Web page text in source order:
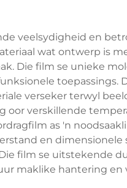
veelsydigheid en
wat ontwerp is
Die film se unieke
toepassings.
verseker terwyl
oor verskillende
as 'n
en dimensionele
film se uitstekende
maklike hantering en